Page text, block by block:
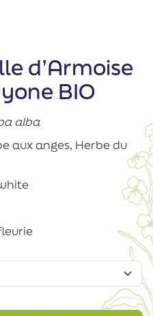
d’Armoise
BIO
alba
aux anges, Herbe du